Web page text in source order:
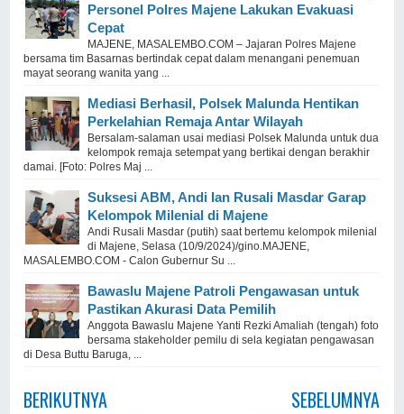
Personel Polres Majene Lakukan Evakuasi
Cepat
MAJENE, MASALEMBO.COM – Jajaran Polres Majene
bersama tim Basarnas bertindak cepat dalam menangani penemuan
mayat seorang wanita yang ...
Mediasi Berhasil, Polsek Malunda Hentikan
Perkelahian Remaja Antar Wilayah
Bersalam-salaman usai mediasi Polsek Malunda untuk dua
kelompok remaja setempat yang bertikai dengan berakhir
damai. [Foto: Polres Maj ...
Suksesi ABM, Andi Ian Rusali Masdar Garap
Kelompok Milenial di Majene
Andi Rusali Masdar (putih) saat bertemu kelompok milenial
di Majene, Selasa (10/9/2024)/gino.MAJENE,
MASALEMBO.COM - Calon Gubernur Su ...
Bawaslu Majene Patroli Pengawasan untuk
Pastikan Akurasi Data Pemilih
Anggota Bawaslu Majene Yanti Rezki Amaliah (tengah) foto
bersama stakeholder pemilu di sela kegiatan pengawasan
di Desa Buttu Baruga, ...
BERIKUTNYA SEBELUMNYA